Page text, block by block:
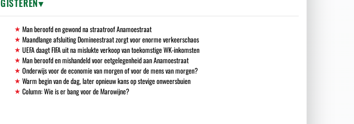
GISTEREN
Man beroofd en gewond na straatroof Anamoestraat
Maandlange afsluiting Domineestraat zorgt voor enorme verkeerschaos
UEFA daagt FIFA uit na mislukte verkoop van toekomstige WK-inkomsten
Man beroofd en mishandeld voor eetgelegenheid aan Anamoestraat
Onderwijs voor de economie van morgen of voor de mens van morgen?
Warm begin van de dag, later opnieuw kans op stevige onweersbuien
Column: Wie is er bang voor de Marowijne?